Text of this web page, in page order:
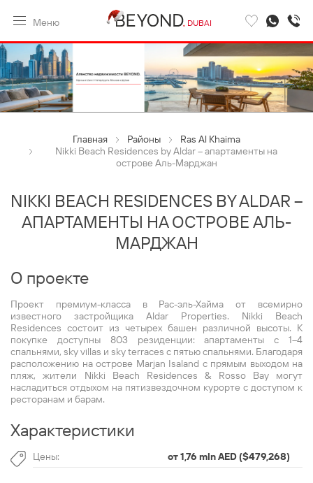
Меню DUBAI
Главная Районы
Ras Al Khaima
Nikki Beach Residences by Aldar – апартаменты на
острове Аль-Марджан
NIKKI BEACH RESIDENCES BY ALDAR –
АПАРТАМЕНТЫ НА ОСТРОВЕ АЛЬ-
МАРДЖАН
О проекте
Проект премиум-класса в Рас-эль-Хайма от всемирно
известного застройщика Aldar Properties. Nikki Beach
Residences состоит из четырех башен различной высоты. К
покупке доступны 803 резиденции: апартаменты с 1–4
спальнями, sky villas и sky terraces с пятью спальнями. Благодаря
расположению на острове Marjan Isaland с прямым выходом на
пляж, жители Nikki Beach Residences & Rosso Bay могут
насладиться отдыхом на пятизвездочном курорте с доступом к
ресторанам и барам.
Характеристики
Цены: от 1,76 mln AED ($479,268)